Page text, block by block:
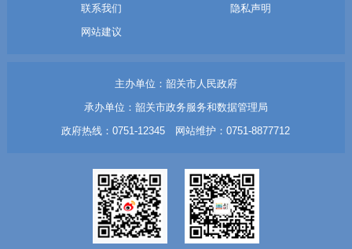
联系我们
隐私声明
网站建议
主办单位：韶关市人民政府
承办单位：韶关市政务服务和数据管理局
政府热线：0751-12345 网站维护：0751-8877712